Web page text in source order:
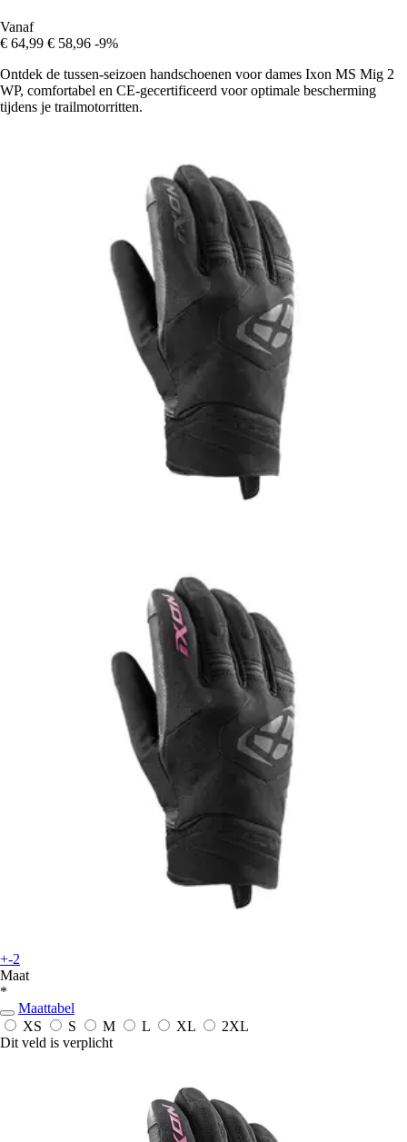
Vanaf
€ 64,99 € 58,96 -9%
Ontdek de tussen-seizoen handschoenen voor dames Ixon MS Mig 2
WP, comfortabel en CE-gecertificeerd voor optimale bescherming
tijdens je trailmotorritten.
+-2
Maat
*
Maattabel
XS
S M L XL
2XL
Dit veld is verplicht